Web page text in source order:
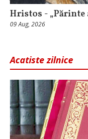
Hristos - „Părinte
09 Aug, 2026
Acatiste zilnice